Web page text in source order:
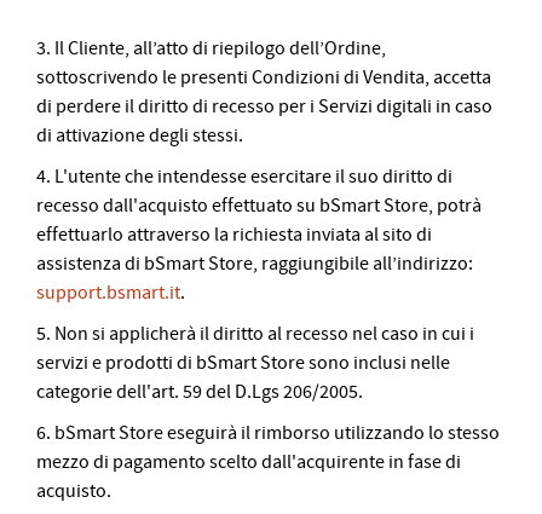
3. Il Cliente, all’atto di riepilogo dell’Ordine,
sottoscrivendo le presenti Condizioni di Vendita, accetta
di perdere il diritto di recesso per i Servizi digitali in caso
di attivazione degli stessi.
4. L'utente che intendesse esercitare il suo diritto di
recesso dall'acquisto effettuato su bSmart Store, potrà
effettuarlo attraverso la richiesta inviata al sito di
assistenza di bSmart Store, raggiungibile all’indirizzo:
support.bsmart.it.
5. Non si applicherà il diritto al recesso nel caso in cui i
servizi e prodotti di bSmart Store sono inclusi nelle
categorie dell'art. 59 del D.Lgs 206/2005.
6. bSmart Store eseguirà il rimborso utilizzando lo stesso
mezzo di pagamento scelto dall'acquirente in fase di
acquisto.